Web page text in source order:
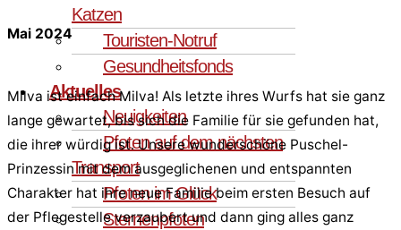
Katzen
Touristen-Notruf
Gesundheitsfonds
Aktuelles
Neuigkeiten
Pfoten auf dem nächsten
Transport
Pfoten im Glück
Sternenpfoten
Mai 2024
Milva ist einfach Milva! Als letzte ihres Wurfs hat sie ganz
lange gewartet, bis sich die Familie für sie gefunden hat,
die ihrer würdig ist. Unsere wunderschöne Puschel-
Prinzessin mit dem ausgeglichenen und entspannten
Charakter hat ihre neue Familie beim ersten Besuch auf
der Pflegestelle verzaubert und dann ging alles ganz